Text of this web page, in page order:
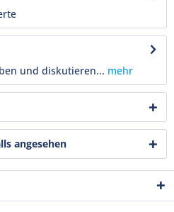
und diskutieren... mehr
angesehen